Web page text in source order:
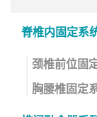
脊椎内固定系
颈椎前位固
胸腰椎固定